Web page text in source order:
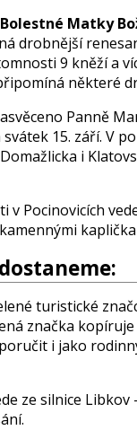
Matky
drobnější
9 kněží a
některé
Panně
15. září. V
i
v Pocinovicích
turistické
značka kopíruje
i jako
ze silnice Libkov